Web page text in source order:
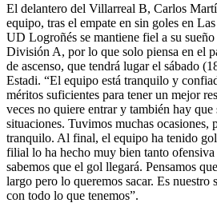
El delantero del Villarreal B, Carlos
equipo, tras el empate en sin goles en
UD Logroñés se mantiene fiel a su sueño
División A, por lo que solo piensa en el
de ascenso, que tendrá lugar el sábado
Estadi. “El equipo está tranquilo y
méritos suficientes para tener un mejor
veces no quiere entrar y también hay que
situaciones. Tuvimos muchas ocasiones,
tranquilo. Al final, el equipo ha tenido
filial lo ha hecho muy bien tanto
sabemos que el gol llegará. Pensamos
largo pero lo queremos sacar. Es nuestro
con todo lo que tenemos”.